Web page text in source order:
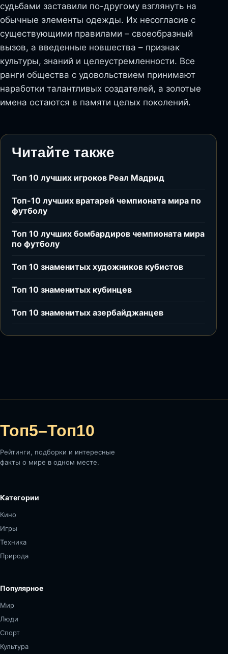
судьбами заставили по-другому взглянуть на
обычные элементы одежды. Их несогласие с
существующими правилами – своеобразный
вызов, а введенные новшества – признак
культуры, знаний и целеустремленности. Все
ранги общества с удовольствием принимают
наработки талантливых создателей, а золотые
имена остаются в памяти целых поколений.
Читайте также
Топ 10 лучших игроков Реал Мадрид
Топ-10 лучших вратарей чемпионата мира по
футболу
Топ 10 лучших бомбардиров чемпионата мира
по футболу
Топ 10 знаменитых художников кубистов
Топ 10 знаменитых кубинцев
Топ 10 знаменитых азербайджанцев
Топ5–Топ10
Рейтинги, подборки и интересные
факты о мире в одном месте.
Категории
Кино
Игры
Техника
Природа
Популярное
Мир
Люди
Спорт
Культура